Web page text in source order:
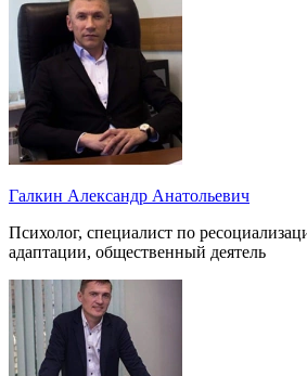
Галкин Александр Анатольевич
Психолог, специалист по
адаптации, общественный деятель